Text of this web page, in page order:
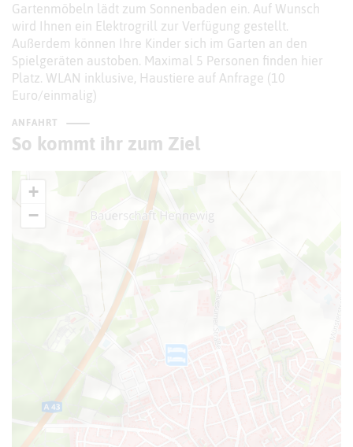
Gartenmöbeln lädt zum Sonnenbaden ein. Auf Wunsch
wird Ihnen ein Elektrogrill zur Verfügung gestellt.
Außerdem können Ihre Kinder sich im Garten an den
Spielgeräten austoben. Maximal 5 Personen finden hier
Platz. WLAN inklusive, Haustiere auf Anfrage (10
Euro/einmalig)
ANFAHRT
So kommt ihr zum Ziel
+
−